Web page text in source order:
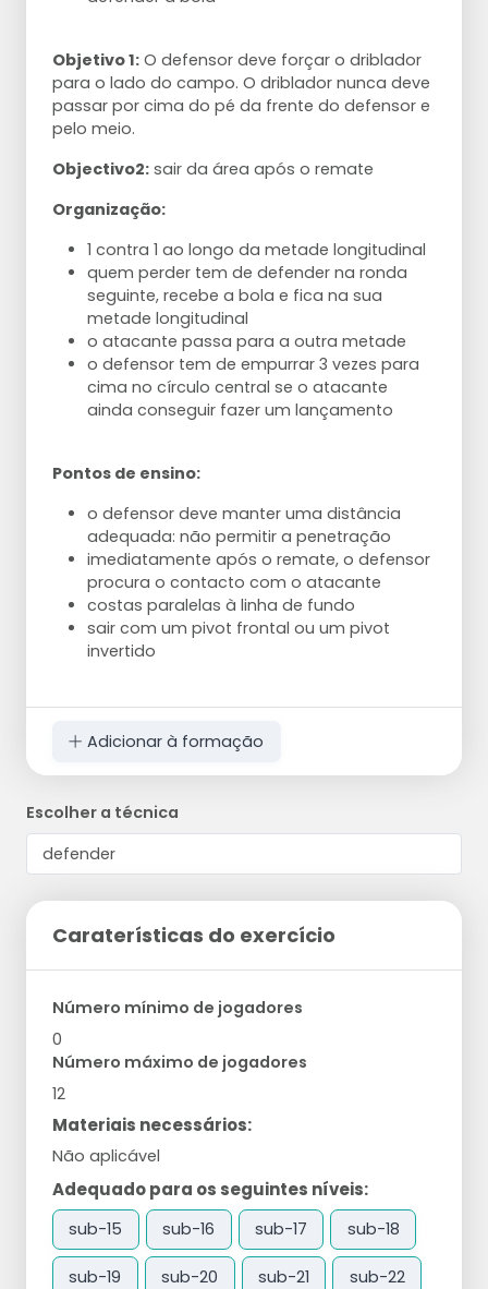
Objetivo 1: O defensor deve forçar o driblador
para o lado do campo. O driblador nunca deve
passar por cima do pé da frente do defensor e
pelo meio.
Objectivo2: sair da área após o remate
Organização:
1 contra 1 ao longo da metade longitudinal
quem perder tem de defender na ronda
seguinte, recebe a bola e fica na sua
metade longitudinal
o atacante passa para a outra metade
o defensor tem de empurrar 3 vezes para
cima no círculo central se o atacante
ainda conseguir fazer um lançamento
Pontos de ensino:
o defensor deve manter uma distância
adequada: não permitir a penetração
imediatamente após o remate, o defensor
procura o contacto com o atacante
costas paralelas à linha de fundo
sair com um pivot frontal ou um pivot
invertido
Adicionar à formação
Escolher a técnica
Caraterísticas do exercício
Número mínimo de jogadores
0
Número máximo de jogadores
12
Materiais necessários:
Não aplicável
Adequado para os seguintes níveis:
sub-15 sub-16 sub-17 sub-18
sub-19 sub-20 sub-21 sub-22